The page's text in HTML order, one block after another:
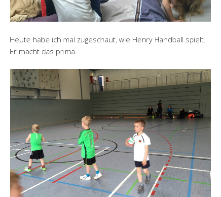
Heute habe ich mal zugeschaut, wie Henry Handball spielt.
Er macht das prima.